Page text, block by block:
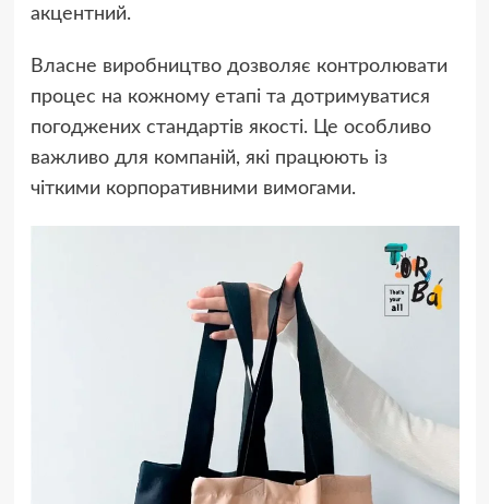
акцентний.
Власне виробництво дозволяє контролювати
процес на кожному етапі та дотримуватися
погоджених стандартів якості. Це особливо
важливо для компаній, які працюють із
чіткими корпоративними вимогами.